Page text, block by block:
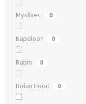
Myslivec 0
Napoleon 0
Rabín 0
Robin Hood 0